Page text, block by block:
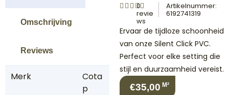
Omschrijving
Reviews
Merk
Cota
p
0
revie
ws
Artikelnummer:
6192741319
Ervaar de tijdloze schoonheid
van onze Silent Click PVC.
Perfect voor elke setting die
stijl en duurzaamheid vereist.
€35,00 M²